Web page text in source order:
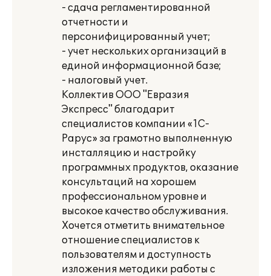
- сдача регламентированной
отчетности и
персонифицированный учет;
- учет нескольких организаций в
единой информационной базе;
- налоговый учет.
Коллектив ООО "Евразия
Экспресс" благодарит
специалистов компании «1С-
Рарус» за грамотно выполненную
инсталляцию и настройку
программных продуктов, оказание
консультаций на хорошем
профессиональном уровне и
высокое качество обслуживания.
Хочется отметить внимательное
отношение специалистов к
пользователям и доступность
изложения методики работы с